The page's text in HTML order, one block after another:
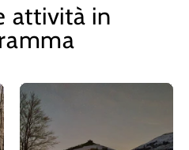
attività in